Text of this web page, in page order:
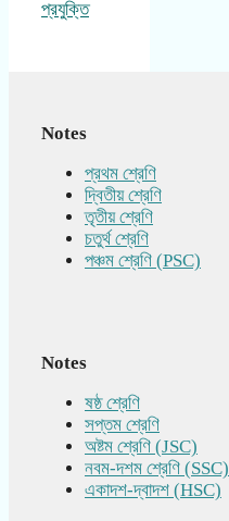
প্রযুক্তি
Notes
প্রথম শ্রেণি
দ্বিতীয় শ্রেণি
তৃতীয় শ্রেণি
চতুর্থ শ্রেণি
পঞ্চম শ্রেণি (PSC)
Notes
ষষ্ঠ শ্রেণি
সপ্তম শ্রেণি
অষ্টম শ্রেণি (JSC)
নবম-দশম শ্রেণি (SSC)
একাদশ-দ্বাদশ (HSC)